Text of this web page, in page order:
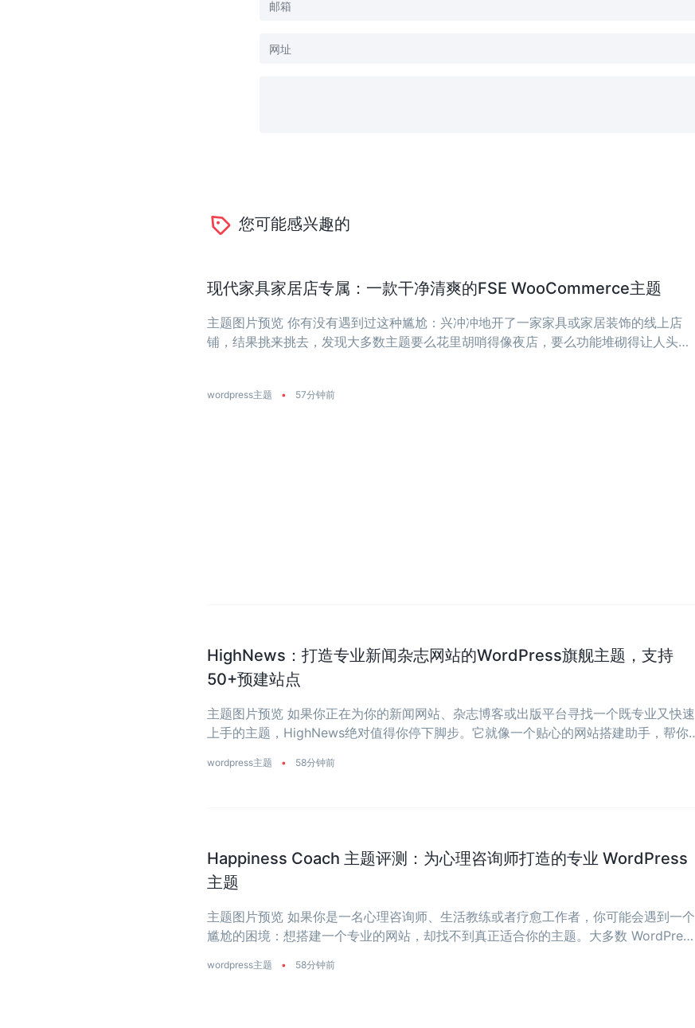
您可能感兴趣的
现代家具家居店专属：一款干净清爽的FSE WooCommerce主题
主题图片预览 你有没有遇到过这种尴尬：兴冲冲地开了一家家具或家居装饰的线上店
铺，结果挑来挑去，发现大多数主题要么花里胡哨得像夜店，要么功能堆砌得让人头
wordpress主题 • 57分钟前
HighNews：打造专业新闻杂志网站的WordPress旗舰主题，支持
50+预建站点
主题图片预览 如果你正在为你的新闻网站、杂志博客或出版平台寻找一个既专业又快速
上手的主题，HighNews绝对值得你停下脚步。它就像一个贴心的网站搭建助手，帮你
wordpress主题 • 58分钟前
Happiness Coach 主题评测：为心理咨询师打造的专业 WordPress
主题
主题图片预览 如果你是一名心理咨询师、生活教练或者疗愈工作者，你可能会遇到一个
尴尬的困境：想搭建一个专业的网站，却找不到真正适合你的主题。大多数 WordPress
wordpress主题 • 58分钟前